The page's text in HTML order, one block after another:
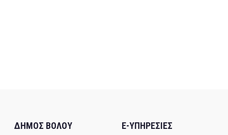
ΔΗΜΟΣ ΒΟΛΟΥ E-ΥΠΗΡΕΣΙΕΣ